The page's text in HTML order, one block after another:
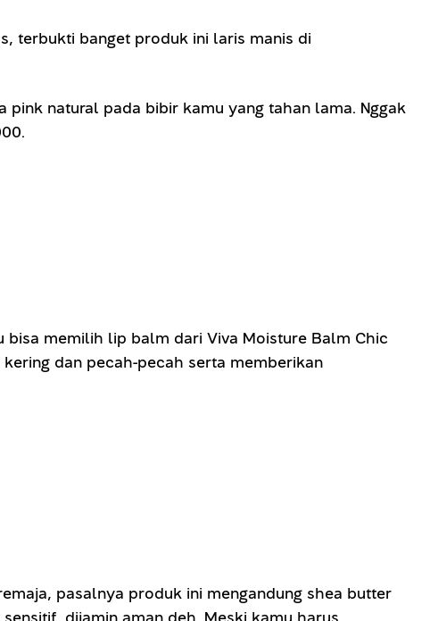
terbukti banget produk ini laris manis di
natural pada bibir kamu yang tahan lama. Nggak
bisa memilih lip balm dari Viva Moisture Balm Chic
dan pecah-pecah serta memberikan
pasalnya produk ini mengandung shea butter
dijamin aman deh. Meski kamu harus